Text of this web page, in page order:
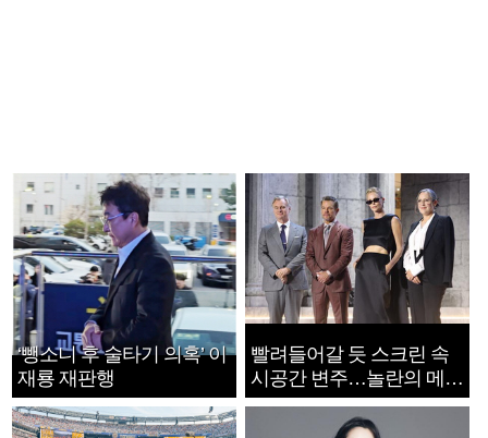
‘뺑소니 후 술타기 의혹’ 이
재룡 재판행
빨려들어갈 듯 스크린 속
시공간 변주…놀란의 메시
지는 ‘전쟁 속죄’